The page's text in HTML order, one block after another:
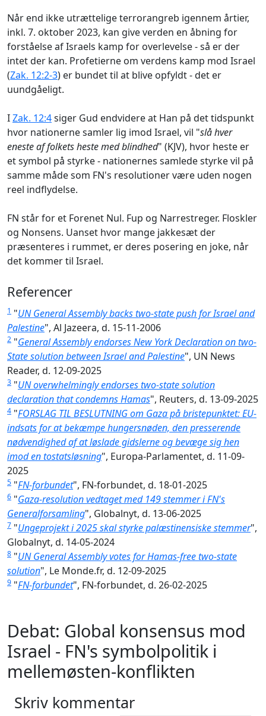
Når end ikke utrættelige terrorangreb igennem årtier,
inkl. 7. oktober 2023, kan give verden en åbning for
forståelse af Israels kamp for overlevelse - så er der
intet der kan. Profetierne om verdens kamp mod Israel
(Zak. 12:2-3) er bundet til at blive opfyldt - det er
uundgåeligt.
IZak. 12:4siger Gud endvidere at Han på det tidspunkt
hvor nationerne samler lig imod Israel, vil "slå hver
eneste af folkets heste med blindhed" (KJV), hvor heste er
et symbol på styrke - nationernes samlede styrke vil på
samme måde som FN's resolutioner være uden nogen
reel indflydelse.
FN står for et Forenet Nul. Fup og Narrestreger. Floskler
og Nonsens. Uanset hvor mange jakkesæt der
præsenteres i rummet, er deres posering en joke, når
det kommer til Israel.
Referencer
1 "UN General Assembly backs two-state push for Israel and
Palestine", Al Jazeera, d. 15-11-2006
2 "General Assembly endorses New York Declaration on two-
State solution between Israel and Palestine", UN News
Reader, d. 12-09-2025
3 "UN overwhelmingly endorses two-state solution
declaration that condemns Hamas", Reuters, d. 13-09-2025
4 "FORSLAG TIL BESLUTNING om Gaza på bristepunktet: EU-
indsats for at bekæmpe hungersnøden, den presserende
nødvendighed af at løslade gidslerne og bevæge sig hen
imod en tostatsløsning", Europa-Parlamentet, d. 11-09-
2025
5 "FN-forbundet", FN-forbundet, d. 18-01-2025
6 "Gaza-resolution vedtaget med 149 stemmer i FN's
Generalforsamling", Globalnyt, d. 13-06-2025
7 "Ungeprojekt i 2025 skal styrke palæstinensiske stemmer",
Globalnyt, d. 14-05-2024
8 "UN General Assembly votes for Hamas-free two-state
solution", Le Monde.fr, d. 12-09-2025
9 "FN-forbundet", FN-forbundet, d. 26-02-2025
Debat: Global konsensus mod
Israel - FN's symbolpolitik i
mellemøsten-konflikten
Skriv kommentar